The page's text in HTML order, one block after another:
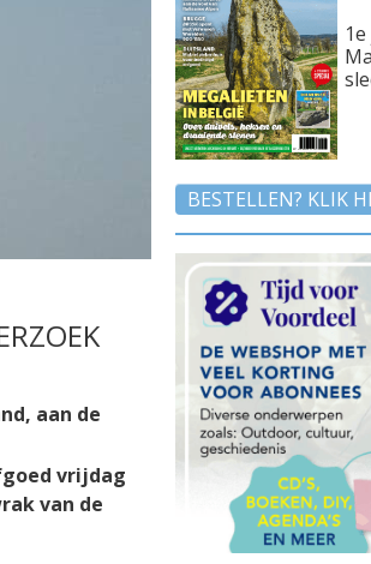
aan de
vrijdag
van de
BESTELLEN? KLIK